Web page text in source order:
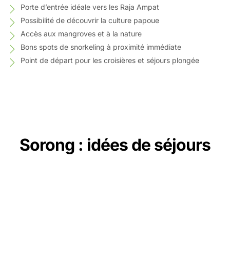
Porte d’entrée idéale vers les Raja Ampat
Possibilité de découvrir la culture papoue
Accès aux mangroves et à la nature
Bons spots de snorkeling à proximité immédiate
Point de départ pour les croisières et séjours plongée
Sorong : idées de séjours